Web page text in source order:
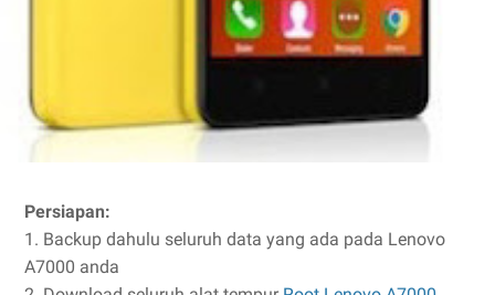
Persiapan:
1. Backup dahulu seluruh data yang ada pada Lenovo
A7000 anda